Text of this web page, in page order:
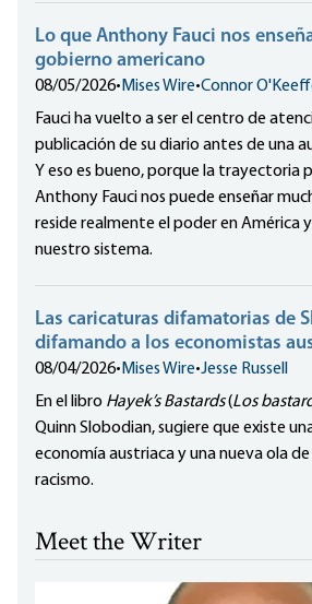
Lo que Anthony Fauci nos
gobierno americano
08/05/2026• Mises Wire•Connor
Fauci ha vuelto a ser el centro de
publicación de su diario antes de una
Y eso es bueno, porque la trayectoria
Anthony Fauci nos puede enseñar
reside realmente el poder en América
nuestro sistema.
Las caricaturas difamatorias de
difamando a los economistas
08/04/2026• Mises Wire•Jesse Russell
En el libro Hayek’s Bastards(Los
Quinn Slobodian, sugiere que existe
economía austriaca y una nueva ola
racismo.
Meet the Writer